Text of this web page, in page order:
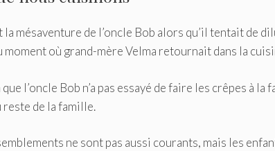
mésaventure de l’oncle Bob alors qu’il tentait de
où grand-mère Velma retournait dans la
l’oncle Bob n’a pas essayé de faire les crêpes à
reste de la famille.
ne sont pas aussi courants, mais les